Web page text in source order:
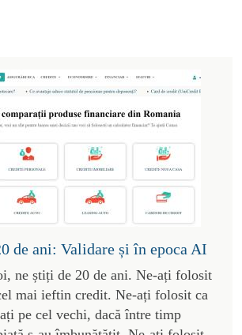
de ani: Validare și în epoca AI
ne știți de 20 de ani. Ne-ați folosit
mai ieftin credit. Ne-ați folosit ca
pe cel vechi, dacă între timp